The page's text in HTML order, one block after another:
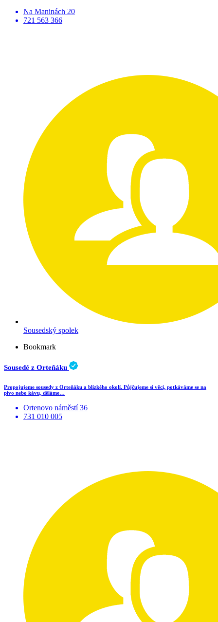
Na Maninách 20
721 563 366
Sousedský spolek
Bookmark
Sousedé z Orteňáku
Propojujeme sousedy z Orteňáku a blízkého okolí. Půjčujeme si věci, potkáváme se na
pivo nebo kávu, děláme…
Ortenovo náměstí 36
731 010 005